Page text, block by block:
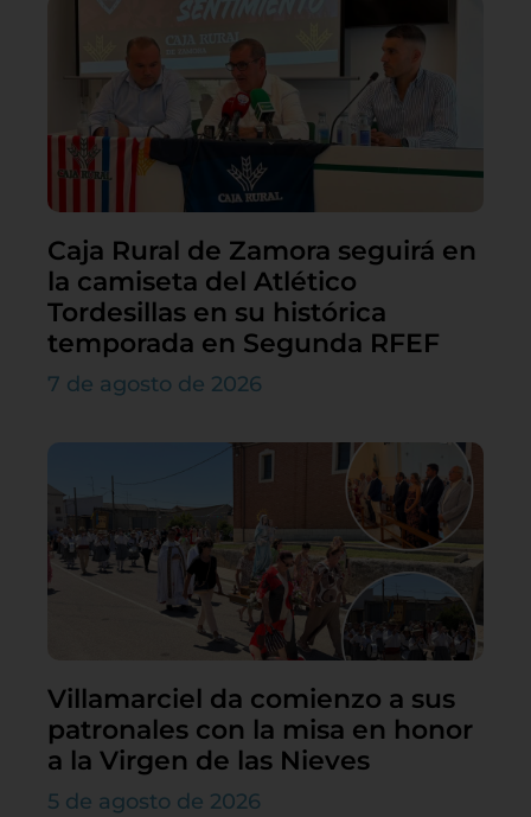
Caja Rural de Zamora seguirá en
la camiseta del Atlético
Tordesillas en su histórica
temporada en Segunda RFEF
7 de agosto de 2026
Villamarciel da comienzo a sus
patronales con la misa en honor
a la Virgen de las Nieves
5 de agosto de 2026